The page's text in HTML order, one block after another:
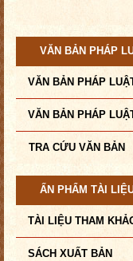
VĂN BẢN PHÁP
VĂN BẢN PHÁP
VĂN BẢN PHÁP
TRA CỨU VĂN BẢN
ẤN PHẨM TÀI
TÀI LIỆU THAM
SÁCH XUẤT BẢN